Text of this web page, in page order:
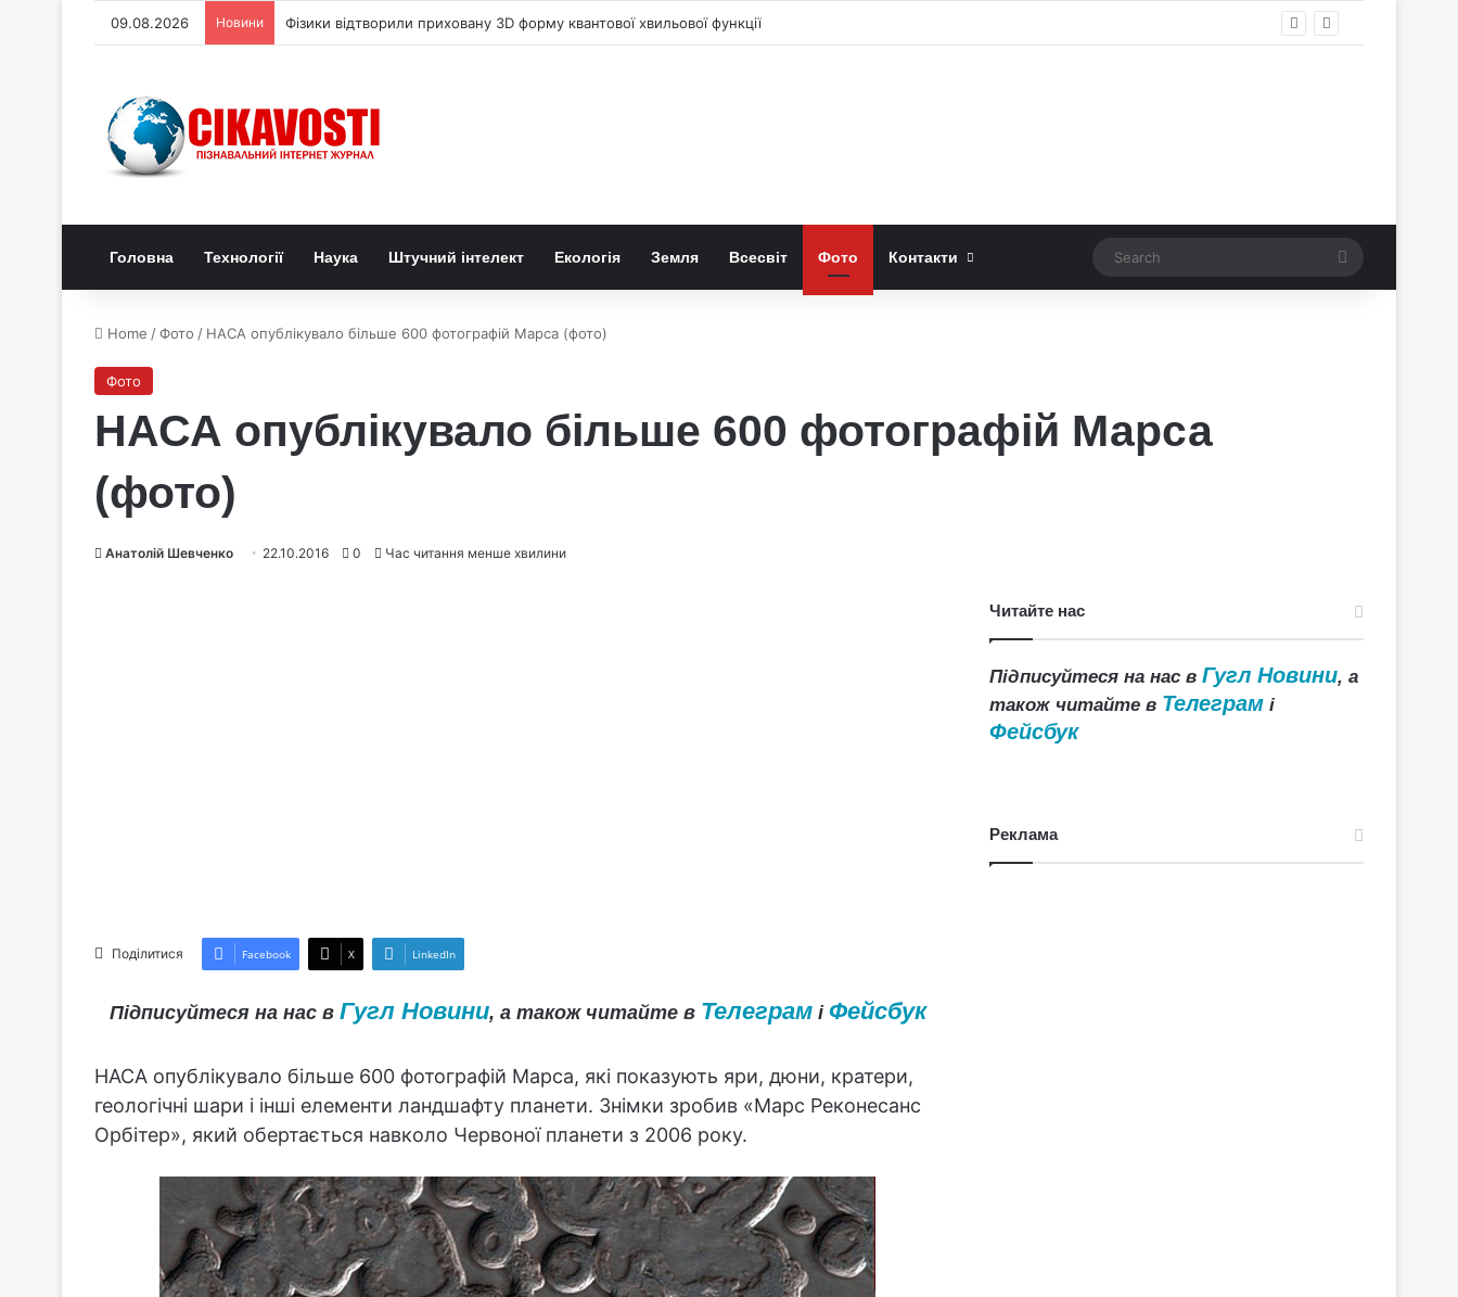
09.08.2026 Новини Фізики відтворили приховану 3D форму квантової хвильової функції
Головна Технології Наука Штучний інтелект Екологія Земля Всесвіт Фото Контакти Search
Home /Фото / НАСА опублікувало більше 600 фотографій Марса (фото)
Фото
НАСА опублікувало більше 600 фотографій Марса
(фото)
Анатолій Шевченко 22.10.2016 0 Час читання менше хвилини
Поділитися Facebook X LinkedIn
Підписуйтеся на нас в Гугл Новини, а також читайте в Телеграмі Фейсбук
НАСА опублікувало більше 600 фотографій Марса, які показують яри, дюни, кратери,
геологічні шари і інші елементи ландшафту планети. Знімки зробив «Марс Реконесанс
Орбітер», який обертається навколо Червоної планети з 2006 року.
Читайте нас
Підписуйтеся на нас вГугл Новини, а
також читайте в Телеграм і
Фейсбук
Реклама